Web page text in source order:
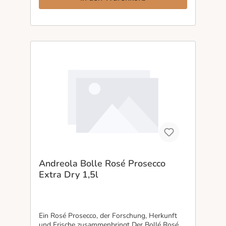
für alle, die nicht nur trinken wollen, sondern
Andreola Bolle Rosé Prosecco
Extra Dry 1,5l
Ein Rosé Prosecco, der Forschung, Herkunft